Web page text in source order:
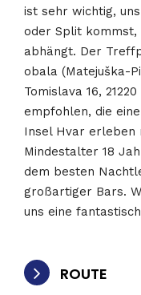
ist sehr wichtig,
oder Split
abhängt. Der
obala (Matejuška-
Tomislava 16,
empfohlen, die
Insel Hvar erleben
Mindestalter 18
dem besten
großartiger Bars.
uns eine
ROUTE